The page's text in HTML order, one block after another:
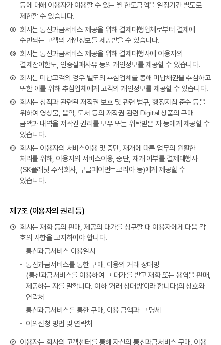
등에 대해 이용자가 이용할 수 있는 월 한도금액을 일정기간 별도로
제한할 수 있습니다.
⑨ 회사는 통신과금서비스 제공을 위해 결제대행업체로부터 결제에
수반되는 고객의 개인정보를 제공받을 수 있습니다.
⑩ 회사는 통신과금서비스 제공을 위해 결제대행사에 이용자의
결제잔여한도, 인증실패사유 등의 개인정보를 제공할 수 있습니다.
⑪ 회사는 미납고객의 경우 별도의 추심업체를 통해 미납채권을 추심하고
또한 이를 위해 추심업체에게 고객의 개인정보를 제공할 수 있습니다.
⑫ 회사는 창작과 관련된 저작권 보호 및 관련 법규, 행정지침 준수 등을
위하여 영상물, 음악, 도서 등의 저작권 관련 Digital 상품의 구매
금액과 내역을 저작권 권리를 보유 또는 위탁받은 자 등에게 제공할 수
있습니다.
⑬ 회사는 이용자의 서비스이용 및 중단, 재개에 따른 업무의 원활한
처리를 위해, 이용자의 서비스이용, 중단, 재개 여부를 결제대행사
(SK플래닛 주식회사, 구글페이먼트코리아 등)에게 제공할 수
있습니다.
제7조 (이용자의 권리 등)
① 회사는 재화 등의 판매, 제공의 대가를 청구할 때 이용자에게 다음 각
호의 사항을 고지하여야 합니다.
통신과금서비스 이용일시
통신과금서비스를 통한 구매, 이용의 거래 상대방
(통신과금서비스를 이용하여 그 대가를 받고 재화 또는 용역을 판매,
제공하는 자를 말합니다. 이하 ‘거래 상대방’이라 합니다)의 상호와
연락처
통신과금서비스를 통한 구매, 이용 금액과 그 명세
이의신청 방법 및 연락처
② 이용자는 회사의 고객센터를 통해 자신의 통신과금서비스 구매, 이용